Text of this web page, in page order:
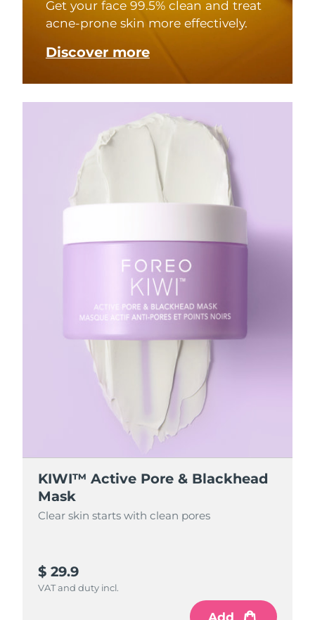
Get your face 99.5% clean and treat
acne-prone skin more effectively.
Discover more
KIWI™ Active Pore & Blackhead
Mask
Clear skin starts with clean pores
$ 29.9
VAT and duty incl.
Add